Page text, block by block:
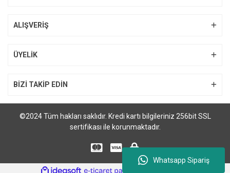
Whatsapp Sipariş
ALIŞVERİŞ
ÜYELİK
BİZİ TAKİP EDİN
©2024 Tüm hakları saklıdır. Kredi kartı bilgileriniz 256bit SSL
sertifikası ile korunmaktadır.
ideasoft